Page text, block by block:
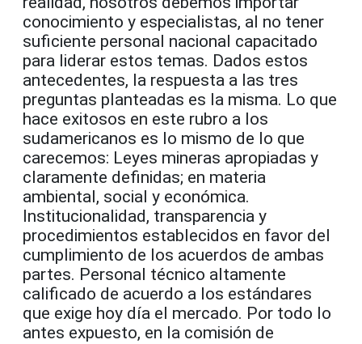
conocimiento y especialistas, al no tener
suficiente personal nacional capacitado
para liderar estos temas. Dados estos
antecedentes, la respuesta a las tres
preguntas planteadas es la misma. Lo que
hace exitosos en este rubro a los
sudamericanos es lo mismo de lo que
carecemos: Leyes mineras apropiadas y
claramente definidas; en materia
ambiental, social y económica.
Institucionalidad, transparencia y
procedimientos establecidos en favor del
cumplimiento de los acuerdos de ambas
partes. Personal técnico altamente
calificado de acuerdo a los estándares
que exige hoy día el mercado. Por todo lo
antes expuesto, en la comisión de